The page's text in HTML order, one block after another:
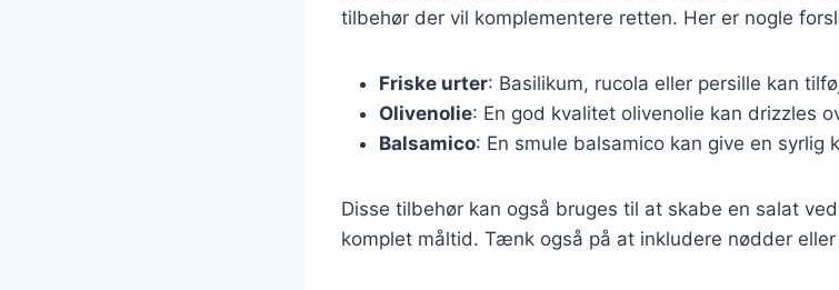
tilbehør der vil komplementere retten. Her er nogle
Friske urter: Basilikum, rucola eller persille kan
Olivenolie: En god kvalitet olivenolie kan drizzles
Balsamico: En smule balsamico kan give en syrlig
Disse tilbehør kan også bruges til at skabe en salat
komplet måltid. Tænk også på at inkludere nødder